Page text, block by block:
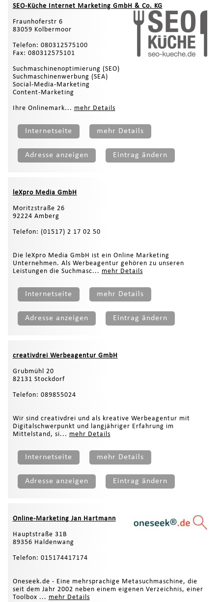
SEO-Küche Internet Marketing GmbH & Co. KG
Fraunhoferstr 6
83059 Kolbermoor
Telefon: 080312575100
Fax: 080312575101
Suchmaschinenoptimierung (SEO)
Suchmaschinenwerbung (SEA)
Social-Media-Marketing
Content-Marketing
Ihre Onlinemark... mehr Details
Internetseite mehr Details
Adresse anzeigen Eintrag ändern
leXpro Media GmbH
Moritzstraße 26
92224 Amberg
Telefon: (01517) 2 17 02 50
Die leXpro Media GmbH ist ein Online Marketing
Unternehmen. Als Werbeagentur gehören zu unseren
Leistungen die Suchmasc... mehr Details
Internetseite mehr Details
Adresse anzeigen Eintrag ändern
creativdrei Werbeagentur GmbH
Grubmühl 20
82131 Stockdorf
Telefon: 089855024
Wir sind creativdrei und als kreative Werbeagentur mit
Digitalschwerpunkt und langjähriger Erfahrung im
Mittelstand, si... mehr Details
Internetseite mehr Details
Adresse anzeigen Eintrag ändern
Online-Marketing Jan Hartmann
Hauptstraße 31B
89356 Haldenwang
Telefon: 015174417174
Oneseek.de - Eine mehrsprachige Metasuchmaschine, die
seit dem Jahr 2002 neben einem eigenen Verzeichnis, einer
Toolbox ... mehr Details